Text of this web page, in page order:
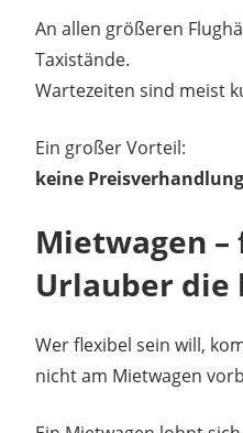
An allen größeren
Taxistände.
Wartezeiten sind meist
Ein großer Vorteil:
keine
Mietwagen
Urlauber die
Wer flexibel sein will,
nicht am Mietwagen